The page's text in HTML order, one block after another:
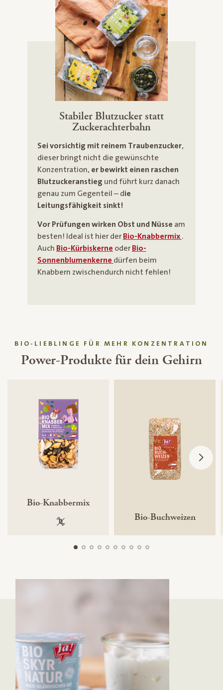
Stabiler Blutzucker statt
Zuckerachterbahn
Sei vorsichtig mit reinem Traubenzucker,
dieser bringt nicht die gewünschte
Konzentration, er bewirkt einen raschen
Blutzuckeranstieg und führt kurz danach
genau zum Gegenteil – die
Leitungsfähigkeit sinkt!
Vor Prüfungen wirken Obst und Nüsse am
besten! Ideal ist hier der Bio-Knabbermix .
Auch Bio-Kürbiskerne oder Bio-
Sonnenblumenkerne dürfen beim
Knabbern zwischendurch nicht fehlen!
BIO-LIEBLINGE FÜR MEHR KONZENTRATION
Power-Produkte für dein Gehirn
Bio-Knabbermix
100 % gentechnikfrei Bio-Buchweizen